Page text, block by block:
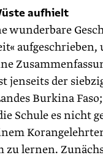
aufhielt
wunderbare
jenseits der
Burkina
Schule es nicht
lernen.